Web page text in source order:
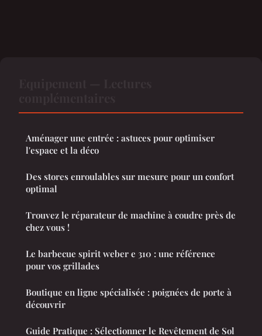
Aménager une entrée : astuces pour optimiser
l'espace et la déco
Des stores enroulables sur mesure pour un confort
optimal
Trouvez le réparateur de machine à coudre près de
chez vous !
Le barbecue spirit weber e 310 : une référence
pour vos grillades
Boutique en ligne spécialisée : poignées de porte à
découvrir
Guide Pratique : Sélectionner le Revêtement de Sol